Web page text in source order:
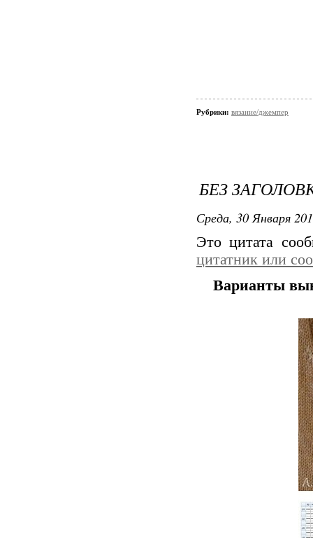
Рубрики: вязание/джемпер
БЕЗ
Среда, 30 Января
Это цитата
цитатник или
Варианты